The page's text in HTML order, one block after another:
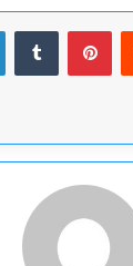
LinkedinTumblr